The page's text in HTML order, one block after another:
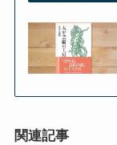
イスラエル編
ポーランド編
関連記事